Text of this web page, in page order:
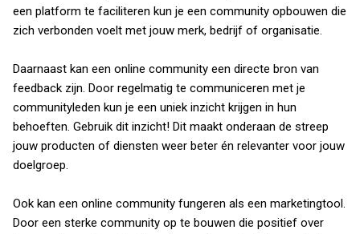
een platform te faciliteren kun je een community opbouwen die
zich verbonden voelt met jouw merk, bedrijf of organisatie.
Daarnaast kan een online community een directe bron van
feedback zijn. Door regelmatig te communiceren met je
communityleden kun je een uniek inzicht krijgen in hun
behoeften. Gebruik dit inzicht! Dit maakt onderaan de streep
jouw producten of diensten weer beter én relevanter voor jouw
doelgroep.
Ook kan een online community fungeren als een marketingtool.
Door een sterke community op te bouwen die positief over